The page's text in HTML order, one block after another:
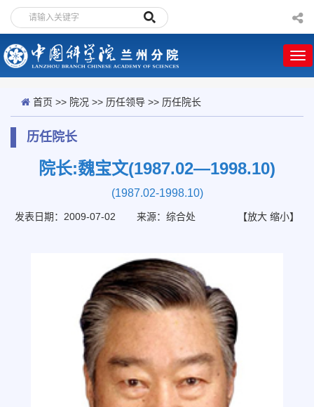
首页 >> 院况 >> 历任领导 >> 历任院长
历任院长
院长:魏宝文(1987.02—1998.10)
(1987.02-1998.10)
发表日期：2009-07-02 来源：综合处 【放大 缩小】